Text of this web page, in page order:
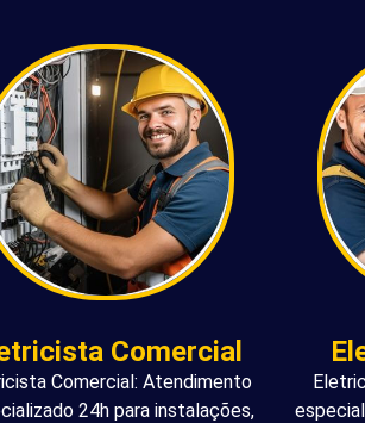
Comercial
Comercial: Atendimento
24h para instalações,